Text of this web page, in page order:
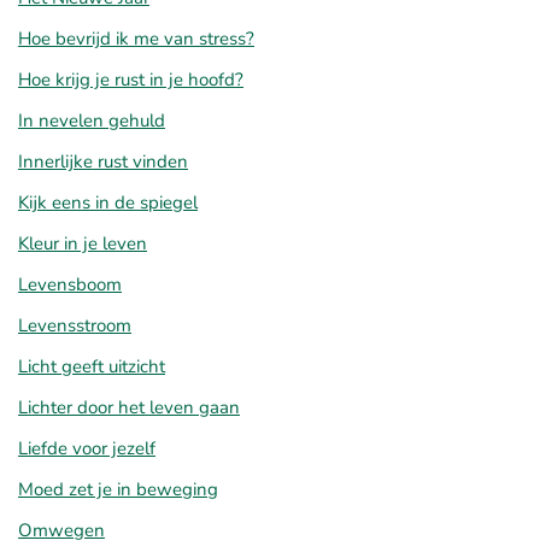
Hoe bevrijd ik me van stress?
Hoe krijg je rust in je hoofd?
In nevelen gehuld
Innerlijke rust vinden
Kijk eens in de spiegel
Kleur in je leven
Levensboom
Levensstroom
Licht geeft uitzicht
Lichter door het leven gaan
Liefde voor jezelf
Moed zet je in beweging
Omwegen